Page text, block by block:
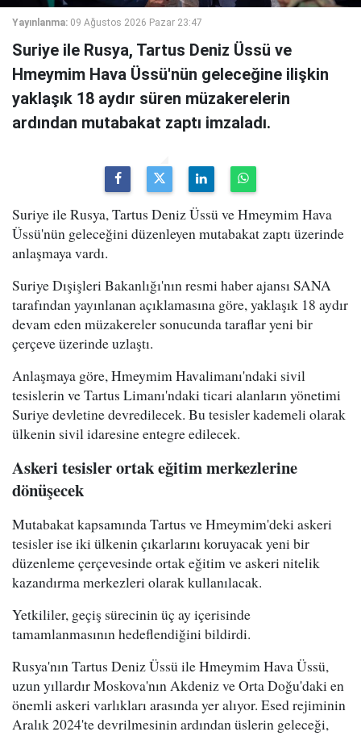
Yayınlanma: 09 Ağustos 2026 Pazar 23:47
Suriye ile Rusya, Tartus Deniz Üssü ve
Hmeymim Hava Üssü'nün geleceğine ilişkin
yaklaşık 18 aydır süren müzakerelerin
ardından mutabakat zaptı imzaladı.
Suriye ile Rusya, Tartus Deniz Üssü ve Hmeymim Hava
Üssü'nün geleceğini düzenleyen mutabakat zaptı üzerinde
anlaşmaya vardı.
Suriye Dışişleri Bakanlığı'nın resmi haber ajansı SANA
tarafından yayınlanan açıklamasına göre, yaklaşık 18 aydır
devam eden müzakereler sonucunda taraflar yeni bir
çerçeve üzerinde uzlaştı.
Anlaşmaya göre, Hmeymim Havalimanı'ndaki sivil
tesislerin ve Tartus Limanı'ndaki ticari alanların yönetimi
Suriye devletine devredilecek. Bu tesisler kademeli olarak
ülkenin sivil idaresine entegre edilecek.
Askeri tesisler ortak eğitim merkezlerine
dönüşecek
Mutabakat kapsamında Tartus ve Hmeymim'deki askeri
tesisler ise iki ülkenin çıkarlarını koruyacak yeni bir
düzenleme çerçevesinde ortak eğitim ve askeri nitelik
kazandırma merkezleri olarak kullanılacak.
Yetkililer, geçiş sürecinin üç ay içerisinde
tamamlanmasının hedeflendiğini bildirdi.
Rusya'nın Tartus Deniz Üssü ile Hmeymim Hava Üssü,
uzun yıllardır Moskova'nın Akdeniz ve Orta Doğu'daki en
önemli askeri varlıkları arasında yer alıyor. Esed rejiminin
Aralık 2024'te devrilmesinin ardından üslerin geleceği,